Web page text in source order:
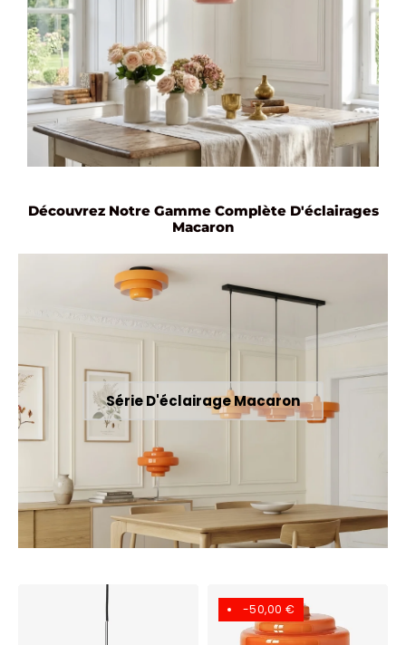
Découvrez Notre Gamme Complète D'éclairages
Macaron
Série D'éclairage Macaron
-50,00 €